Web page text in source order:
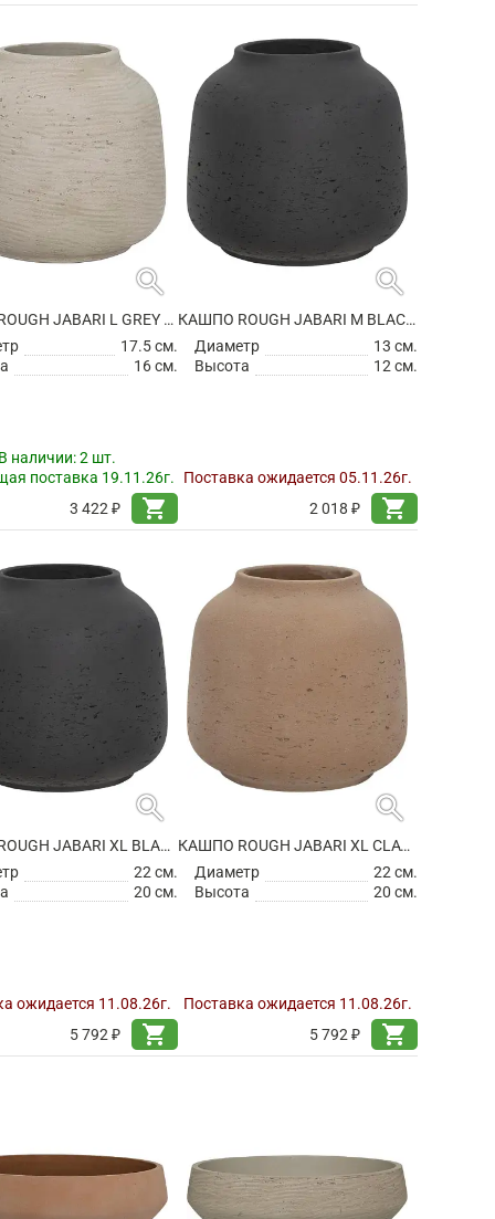
search
КАШПО ROUGH JABARI L GREY WASHED
17.5 см.
16 см.
наличии:2 шт.
поставка 19.11.26г.
3 422 ₽
shopping_cart
search
КАШПО ROUGH JABARI M BLACK WASHED
Диаметр
13 см.
Высота
12 см.
Поставка ожидается 05.11.26г.
2 018 ₽
shopping_cart
search
КАШПО ROUGH JABARI XL BLACK WASHED
22 см.
20 см.
ожидается 11.08.26г.
5 792 ₽
shopping_cart
search
КАШПО ROUGH JABARI XL CLAY WASHED
Диаметр
22 см.
Высота
20 см.
Поставка ожидается 11.08.26г.
5 792 ₽
shopping_cart